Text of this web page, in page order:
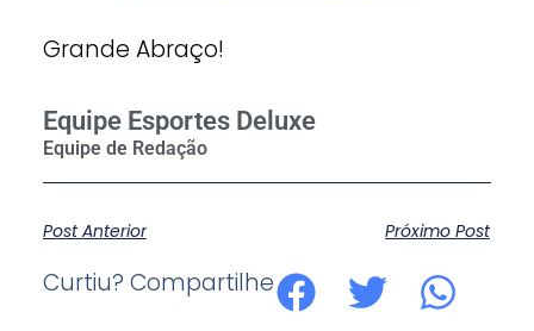
Grande Abraço!
Equipe Esportes Deluxe
Post Anterior Próximo Post
Curtiu? Compartilhe